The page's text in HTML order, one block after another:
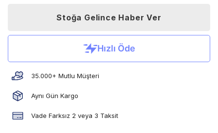
Stoğa Gelince Haber Ver
35.000+ Mutlu Müşteri
Aynı Gün Kargo
Vade Farksız 2 veya 3 Taksit